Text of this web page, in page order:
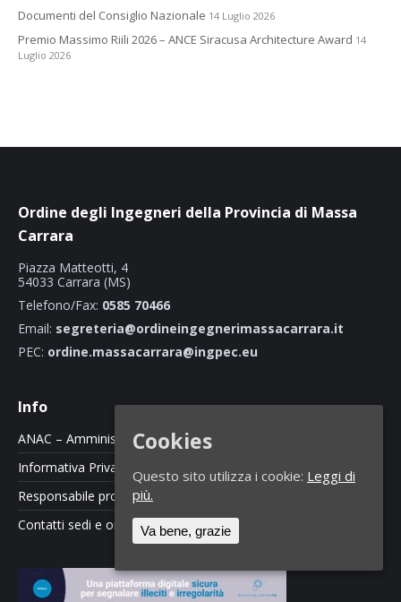
Documenti del Consiglio Nazionale 14 Luglio 2026
Premio Massimo Riili 2026 – ANCE Siracusa Architecture Award 14
Luglio 2026
Ordine degli Ingegneri della Provincia di Massa
Carrara
Piazza Matteotti, 4
54033 Carrara (MS)
Telefono/Fax: 0585 70466
Email: segreteria@ordineingegnerimassacarrara.it
PEC: ordine.massacarrara@ingpec.eu
Info
ANAC – Amministrazione Trasparente
Informativa Privacy e Cookie Policy
Responsabile protezione dati
Contatti sedi e orari
Cookies
Questo sito utilizza i cookie: Leggi di
più.
Va bene, grazie